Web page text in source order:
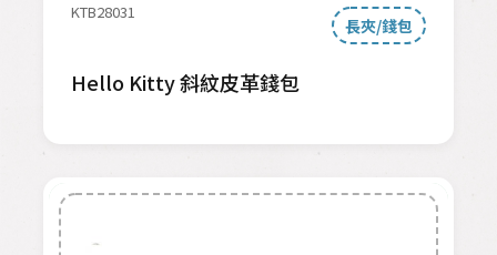
KTB28031
長夾/錢包
Hello Kitty 斜紋皮革錢包